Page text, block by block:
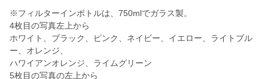
※フィルターインボトルは、750mlでガラス製。
4枚目の写真左上から
ホワイト、ブラック、ピンク、ネイビー、イエロー、ライトブル
ー、オレンジ、
ハワイアンオレンジ、ライムグリーン
5枚目の写真の左上から